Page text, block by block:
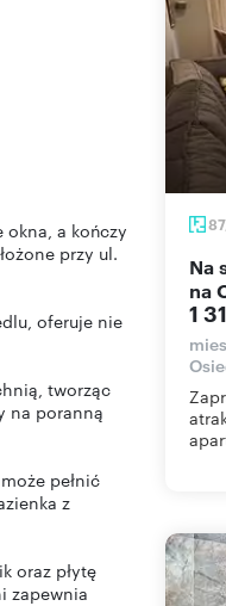
okna, a kończy
przy ul.
oferuje nie
tworząc
na poranną
pełnić
z
oraz płytę
zapewnia
Na sprzedaż luksusowe mieszkanie 87,5 m²
na
1